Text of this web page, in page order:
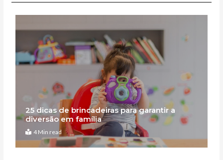
25 dicas de brincadeiras para garantir a
diversão em família
4 Min read